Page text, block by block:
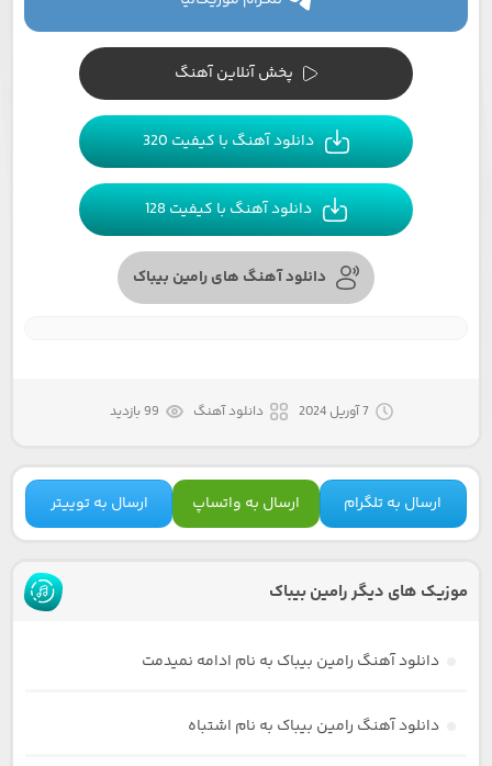
پخش آنلاین آهنگ
دانلود آهنگ با کیفیت 320
دانلود آهنگ با کیفیت 128
دانلود آهنگ های رامین بیباک
7 آوریل 2024 دانلود آهنگ 99 بازدید
ارسال به تلگرام ارسال به واتساپ ارسال به توییتر
موزیک های دیگر رامین بیباک
دانلود آهنگ رامین بیباک به نام ادامه نمیدمت
دانلود آهنگ رامین بیباک به نام اشتباه